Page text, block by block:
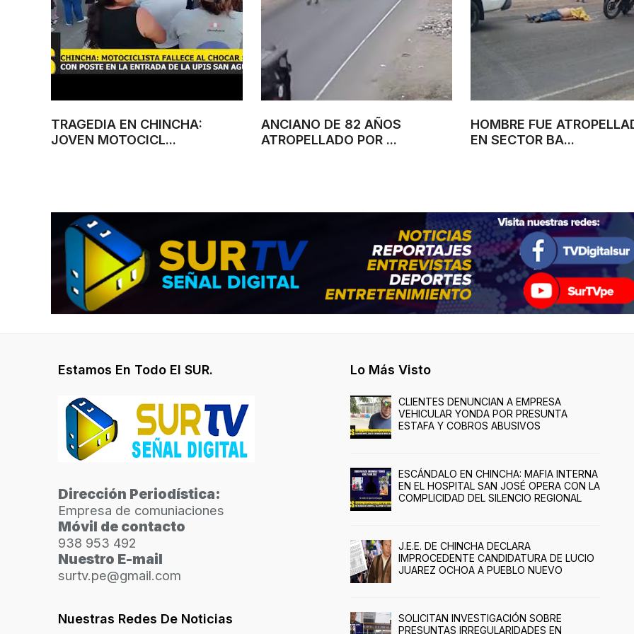
TRAGEDIA EN CHINCHA:
JOVEN MOTOCICL...
ANCIANO DE 82 AÑOS
ATROPELLADO POR ...
HOMBRE FUE
EN SECTOR BA...
Estamos En Todo El SUR.
Dirección Periodística:
Empresa de comuniaciones
Móvil de contacto
938 953 492
Nuestro E-mail
surtv.pe@gmail.com
Nuestras Redes De Noticias
Lo Más Visto
CLIENTES DENUNCIAN A EMPRESA
VEHICULAR YONDA POR PRESUNTA
ESTAFA Y COBROS ABUSIVOS
ESCÁNDALO EN CHINCHA: MAFIA INTERNA
EN EL HOSPITAL SAN JOSÉ OPERA CON LA
COMPLICIDAD DEL SILENCIO REGIONAL
J.E.E. DE CHINCHA DECLARA
IMPROCEDENTE CANDIDATURA DE LUCIO
JUAREZ OCHOA A PUEBLO NUEVO
SOLICITAN INVESTIGACIÓN SOBRE
PRESUNTAS IRREGULARIDADES EN